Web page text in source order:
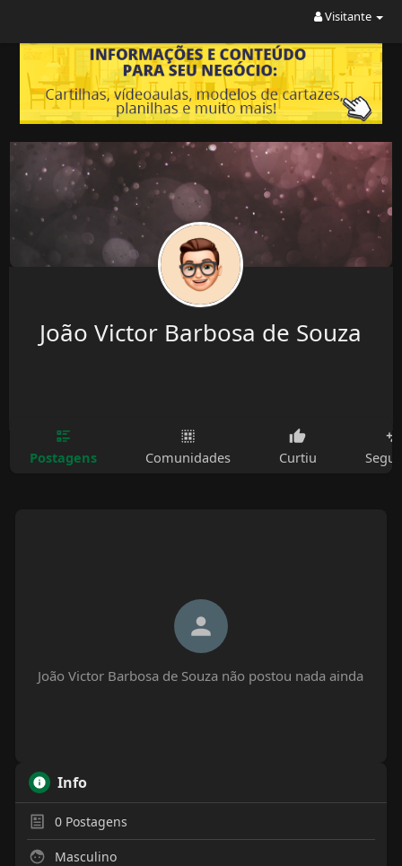
Visitante
João Victor Barbosa de Souza
Postagens Comunidades Curtiu
João Victor Barbosa de Souza não postou nada ainda
Info
0Postagens
Masculino